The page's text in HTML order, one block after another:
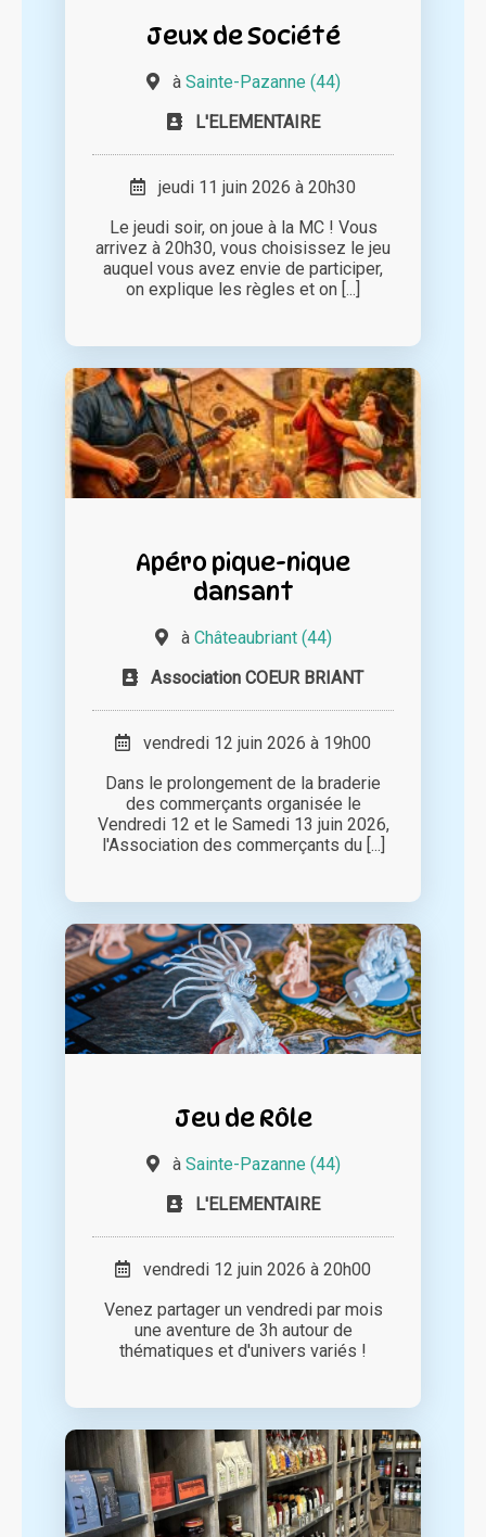
Jeux de Société
à Sainte-Pazanne (44)
L'ELEMENTAIRE
jeudi 11 juin 2026 à 20h30
Le jeudi soir, on joue à la MC ! Vous
arrivez à 20h30, vous choisissez le jeu
auquel vous avez envie de participer,
on explique les règles et on [...]
Apéro pique-nique
dansant
à Châteaubriant (44)
Association COEUR BRIANT
vendredi 12 juin 2026 à 19h00
Dans le prolongement de la braderie
des commerçants organisée le
Vendredi 12 et le Samedi 13 juin 2026,
l'Association des commerçants du [...]
Jeu de Rôle
à Sainte-Pazanne (44)
L'ELEMENTAIRE
vendredi 12 juin 2026 à 20h00
Venez partager un vendredi par mois
une aventure de 3h autour de
thématiques et d'univers variés !